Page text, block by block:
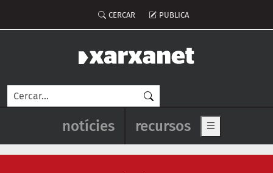
Menú del compte d'usuari
CERCAR PUBLICA
Cerca
Navegació principal de
notícies recursos Show main